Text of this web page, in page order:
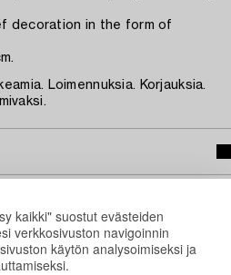
kaikki" suostut evästeiden
verkkosivuston navigoinnin
käytön analysoimiseksi ja
decoration in the form of
Loimennuksia. Korjauksia.
kohteita